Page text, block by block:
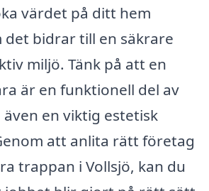
värdet på ditt hem
det bidrar till en säkrare
miljö. Tänk på att en
är en funktionell del av
en viktig estetisk
att anlita rätt företag
trappan i Vollsjö, kan du